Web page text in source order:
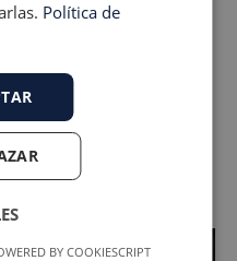
o gestionas
este momento: la
Ya sea un ERP,
completa, la necesidad
después? Que la
a comprar
Política de
BY COOKIESCRIPT